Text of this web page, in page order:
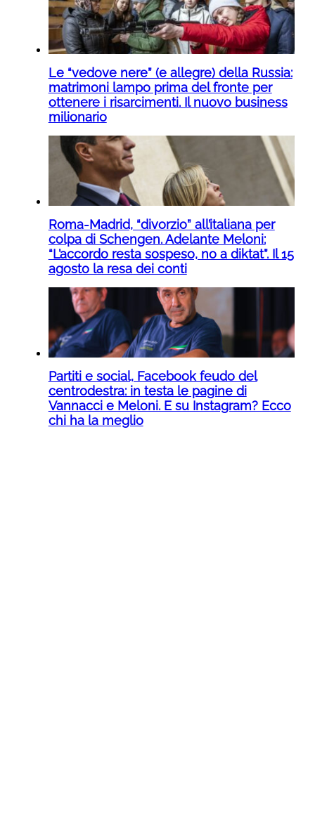
Le “vedove nere” (e allegre) della Russia:
matrimoni lampo prima del fronte per
ottenere i risarcimenti. Il nuovo business
milionario
Roma-Madrid, “divorzio” all’italiana per
colpa di Schengen. Adelante Meloni:
“L’accordo resta sospeso, no a diktat”. Il 15
agosto la resa dei conti
Partiti e social, Facebook feudo del
centrodestra: in testa le pagine di
Vannacci e Meloni. E su Instagram? Ecco
chi ha la meglio